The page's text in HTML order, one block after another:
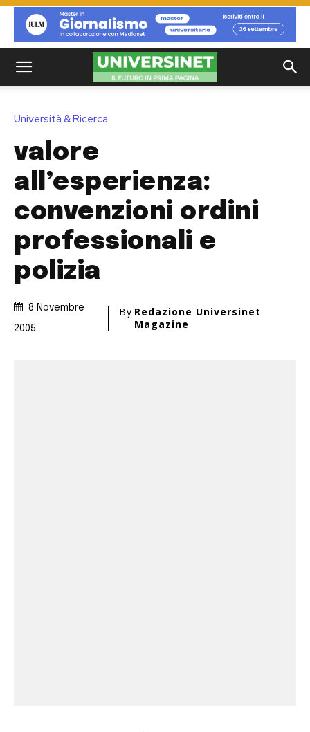
Università & Ricerca
valore
all’esperienza:
convenzioni ordini
professionali e
polizia
8 Novembre
2005
By Redazione Universinet
Magazine